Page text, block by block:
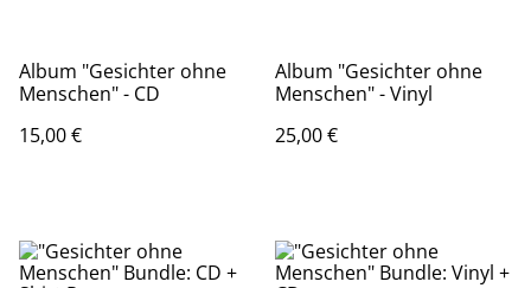
Album "Gesichter ohne
Menschen" - CD
15,00 €
Album "Gesichter ohne
Menschen" - Vinyl
25,00 €